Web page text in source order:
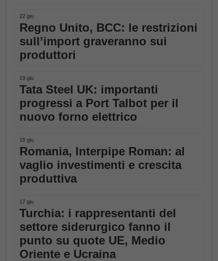
22 giu
Regno Unito, BCC: le restrizioni
sull’import graveranno sui
produttori
19 giu
Tata Steel UK: importanti
progressi a Port Talbot per il
nuovo forno elettrico
18 giu
Romania, Interpipe Roman: al
vaglio investimenti e crescita
produttiva
17 giu
Turchia: i rappresentanti del
settore siderurgico fanno il
punto su quote UE, Medio
Oriente e Ucraina